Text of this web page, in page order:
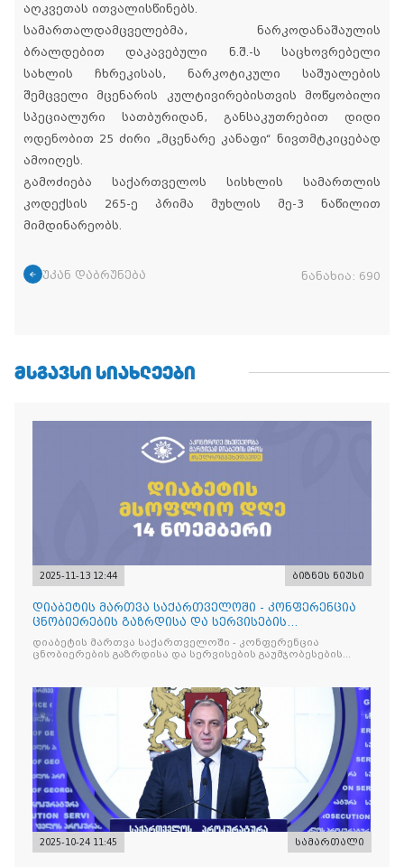
აღკვეთას ითვალისწინებს.
სამართალდამცველებმა, ნარკოდანაშაულის
ბრალდებით დაკავებული ნ.შ.-ს საცხოვრებელი
სახლის ჩხრეკისას, ნარკოტიკული საშუალების
შემცველი მცენარის კულტივირებისთვის მოწყობილი
სპეციალური სათბურიდან, განსაკუთრებით დიდი
ოდენობით 25 ძირი „მცენარე კანაფი“ ნივთმტკიცებად
ამოიღეს.
გამოძიება საქართველოს სისხლის სამართლის
კოდექსის 265-ე პრიმა მუხლის მე-3 ნაწილით
მიმდინარეობს.
უკან დაბრუნება ნანახია: 690
ᲛᲡᲒᲐᲕᲡᲘ ᲡᲘᲐᲮᲚᲔᲔᲑᲘ
2025-11-13 12:44 ბიზნეს ნიუსი
დიაბეტის მართვა საქართველოში - კონფერენცია
ცნობიერების გაზრდისა და სერვისების
გაუმჯობესების მიზნით
დიაბეტის მართვა საქართველოში - კონფერენცია
ცნობიერების გაზრდისა და სერვისების გაუმჯობესების
2025-10-24 11:45 სამართალი